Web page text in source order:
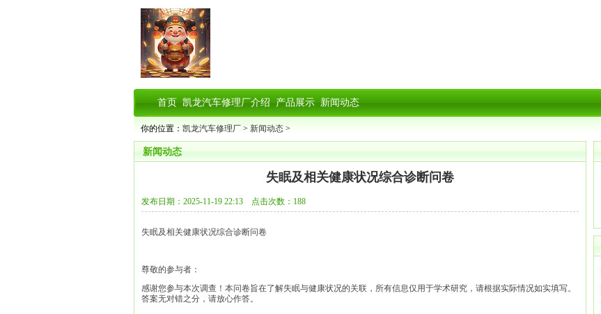
首页 凯龙汽车修理厂介绍 产品展示 新闻动态
你的位置： 凯龙汽车修理厂 > 新闻动态 >
新闻动态
失眠及相关健康状况综合诊断问卷
发布日期：2025-11-19 22:13 点击次数：188
失眠及相关健康状况综合诊断问卷
尊敬的参与者：
感谢您参与本次调查！本问卷旨在了解失眠与健康状况的关联，所有信息仅用于学术研究，请根据实际情况如实填写。
答案无对错之分，请放心作答。